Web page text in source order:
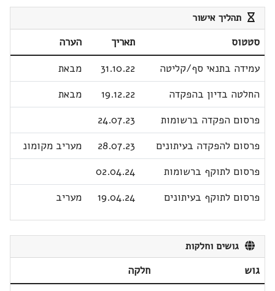
תהליך אישור
סטטוס תאריך
הערה
עמידה בתנאי סף/קליטה
31.10.22
מבאת
החלטה בדיון בהפקדה
19.12.22
מבאת
פרסום הפקדה ברשומות
24.07.23
פרסום להפקדה בעיתונים
28.07.23
מעריב מקומונ
פרסום לתוקף ברשומות
02.04.24
פרסום לתוקף בעיתונים
19.04.24 מעריב
גושים וחלקות
גוש
חלקה